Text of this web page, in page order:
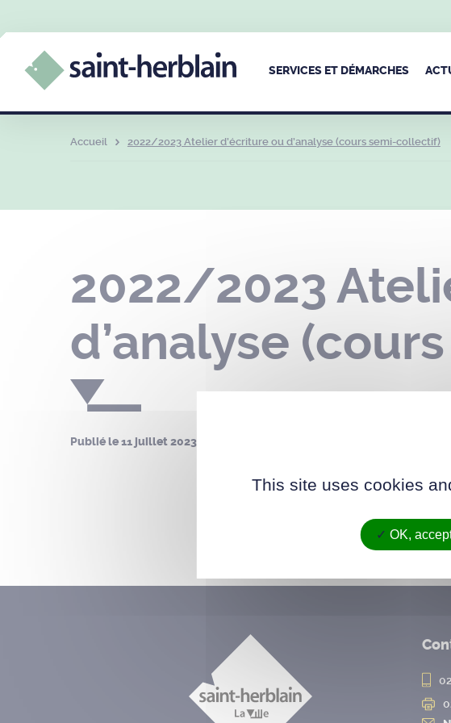
SERVICES ET DÉMARCHES
Accueil 2022/2023 Atelier d’écriture ou d’analyse (cours semi-collectif)
2022/2023
d’analyse
Publié le11 juillet 2023
This site uses cookies
OK, accept